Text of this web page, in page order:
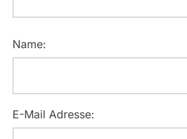
Name:
E-Mail Adresse: